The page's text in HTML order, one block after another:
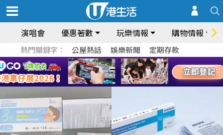
演唱會 優惠著數 玩樂情報 購物情報
熱門關鍵字： 公屋熱話 娛樂新聞 定期存款